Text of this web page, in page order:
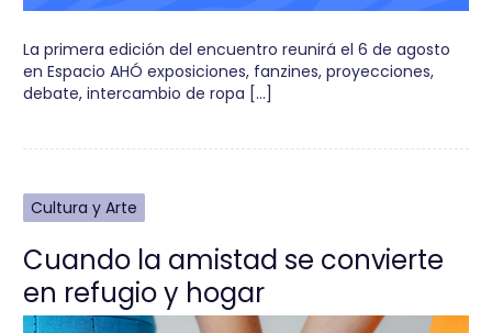
La primera edición del encuentro reunirá el 6 de agosto
en Espacio AHÓ exposiciones, fanzines, proyecciones,
debate, intercambio de ropa […]
Cultura y Arte
Cuando la amistad se convierte
en refugio y hogar